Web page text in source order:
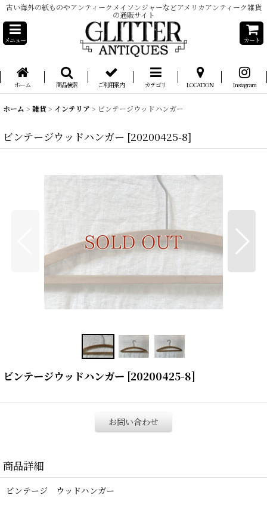
古い海外の紙ものやアンティークメイソンジャーなどアメリカアンティーク雑貨
の通販サイト
メニュー カート
ホーム 商品検索 ご利用案内 カテゴリ LOCATION Instagram
ホーム > 雑貨> インテリア > ビンテージウッドハンガー
ビンテージウッドハンガー [20200425-8]
ビンテージウッドハンガー [20200425-8]
お問い合わせ
商品詳細
ビンテージ ウッドハンガー